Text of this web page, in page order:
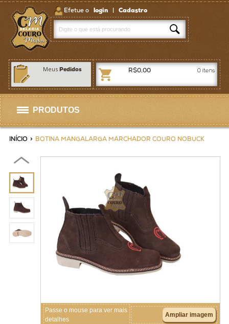
Efetue o login Cadastro
MeusPedidos 0itens
R$0,00
PRODUTOS
Selas
Artigos p/ Selaria
Bolsas / Pastas
Homens
Mulheres
Crianças
INÍCIO > BOTINA MANGALARGA MARCHADOR COURO NOBUCK
Passe o mouse para ver mais
detalhes
Ampliar imagem